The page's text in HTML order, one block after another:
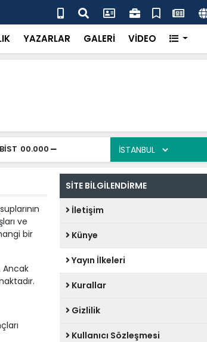
Başkan Tutdere Sahada Çalışmaları İnceledi
YAZARLAR GALERİ VİDEO
BİST 00.000
ve
bir
Ancak
SİTE BİLGİLENDİRME
İletişim
Künye
Yayın İlkeleri
Kurallar
Gizlilik
Kullanıcı Sözleşmesi